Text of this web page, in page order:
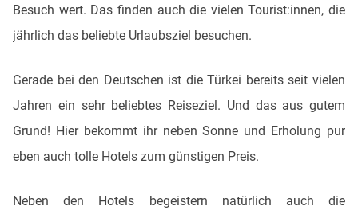
Besuch wert. Das finden auch die vielen Tourist:innen, die
jährlich das beliebte Urlaubsziel besuchen.
Gerade bei den Deutschen ist die Türkei bereits seit vielen
Jahren ein sehr beliebtes Reiseziel. Und das aus gutem
Grund! Hier bekommt ihr neben Sonne und Erholung pur
eben auch tolle Hotels zum günstigen Preis.
Neben den Hotels begeistern natürlich auch die